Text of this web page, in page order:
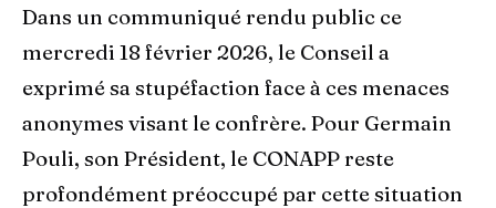
Dans un communiqué rendu public ce
mercredi 18 février 2026, le Conseil a
exprimé sa stupéfaction face à ces menaces
anonymes visant le confrère. Pour Germain
Pouli, son Président, le CONAPP reste
profondément préoccupé par cette situation